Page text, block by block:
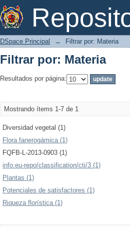
Filtrar por: Materia
DSpace Principal → Filtrar por: Materia
Filtrar por: Materia
Resultados por página:
Mostrando ítems 1-7 de 1
Diversidad vegetal (1)
Flora fanerogámica (1)
FQFB-L-2013-0903 (1)
info:eu-repo/classification/cti/3 (1)
Plantas (1)
Potenciales de satisfactores (1)
Riqueza florística (1)